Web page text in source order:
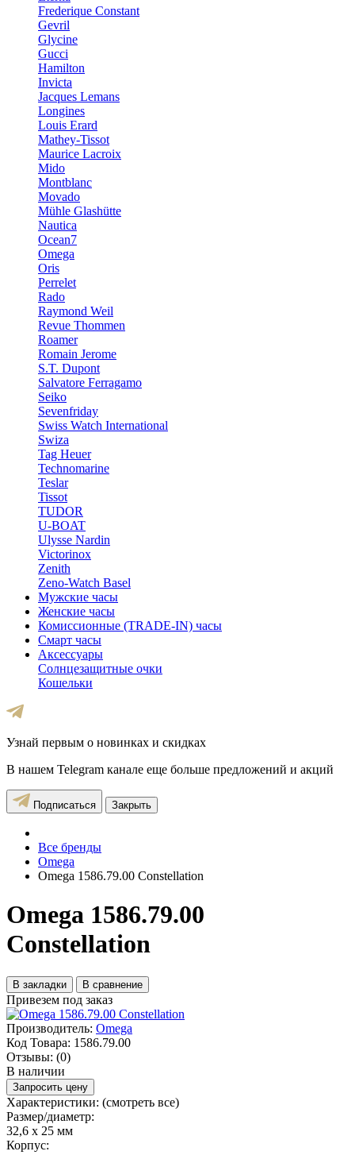
Frederique Constant
Gevril
Glycine
Gucci
Hamilton
Invicta
Jacques Lemans
Longines
Louis Erard
Mathey-Tissot
Maurice Lacroix
Mido
Montblanc
Movado
Mühle Glashütte
Nautica
Ocean7
Omega
Oris
Perrelet
Rado
Raymond Weil
Revue Thommen
Roamer
Romain Jerome
S.T. Dupont
Salvatore Ferragamo
Seiko
Sevenfriday
Swiss Watch International
Swiza
Tag Heuer
Technomarine
Teslar
Tissot
TUDOR
U-BOAT
Ulysse Nardin
Victorinox
Zenith
Zeno-Watch Basel
Мужские часы
Женские часы
Комиссионные (TRADE-IN) часы
Смарт часы
Аксессуары
Солнцезащитные очки
Кошельки
Узнай первым о новинках и скидках
В нашем Telegram канале еще больше предложений и акций
Подписаться Закрыть
Все бренды
Omega
Omega 1586.79.00 Constellation
Omega 1586.79.00
Constellation
В закладки В сравнение
Привезем под заказ
Производитель: Omega
Код Товара: 1586.79.00
Отзывы: (0)
В наличии
Запросить цену
Характеристики: (смотреть все)
Размер/диаметр:
32,6 x 25 мм
Корпус: